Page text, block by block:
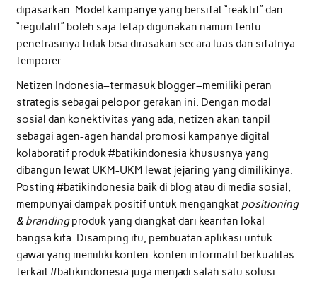
dipasarkan. Model kampanye yang bersifat “reaktif” dan
“regulatif” boleh saja tetap digunakan namun tentu
penetrasinya tidak bisa dirasakan secara luas dan sifatnya
temporer.
Netizen Indonesia–termasuk blogger–memiliki peran
strategis sebagai pelopor gerakan ini. Dengan modal
sosial dan konektivitas yang ada, netizen akan tanpil
sebagai agen-agen handal promosi kampanye digital
kolaboratif produk #batikindonesia khususnya yang
dibangun lewat UKM-UKM lewat jejaring yang dimilikinya.
Posting #batikindonesia baik di blog atau di media sosial,
mempunyai dampak positif untuk mengangkat positioning
& brandingproduk yang diangkat dari kearifan lokal
bangsa kita. Disamping itu, pembuatan aplikasi untuk
gawai yang memiliki konten-konten informatif berkualitas
terkait #batikindonesia juga menjadi salah satu solusi